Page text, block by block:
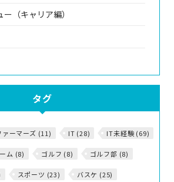
（キャリア編）
タグ
ァーマーズ (11) IT (28) IT未経験 (69)
ム (8) ゴルフ (8) ゴルフ部 (8)
スポーツ (23) バスケ (25)